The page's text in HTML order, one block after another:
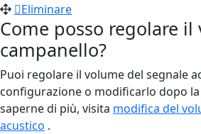
Eliminare
Come posso regolare
campanello?
Puoi regolare il volume del segnale
configurazione o modificarlo dopo
saperne di più, visita modifica del
acustico .